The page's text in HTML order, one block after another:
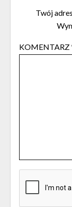
Twój
KOMENTARZ